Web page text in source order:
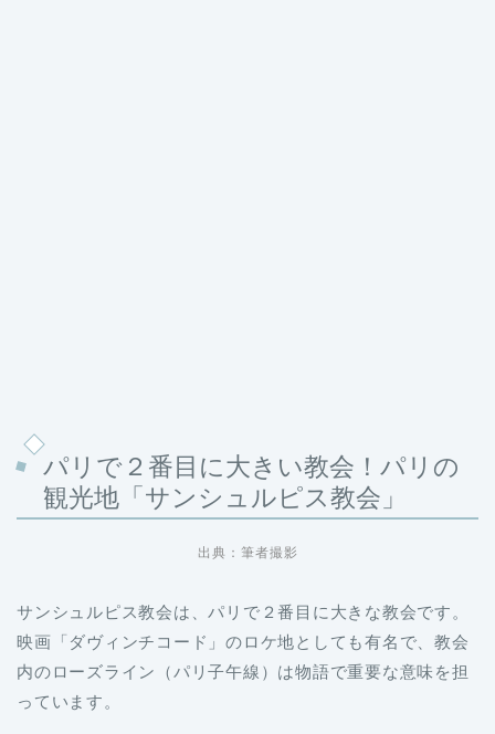
パリで２番目に大きい教会！パリの
観光地「サンシュルピス教会」
出典：筆者撮影
サンシュルピス教会は、パリで２番目に大きな教会です。
映画「ダヴィンチコード」のロケ地としても有名で、教会
内のローズライン（パリ子午線）は物語で重要な意味を担
っています。